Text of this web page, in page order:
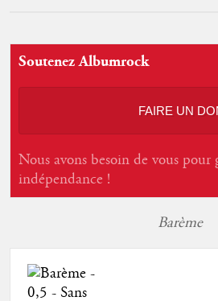
Soutenez Albumrock
FAIRE UN
Nous avons besoin de vous pour
indépendance !
Barème